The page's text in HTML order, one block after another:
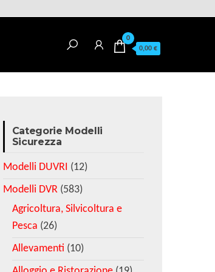
0
0,00 €
Categorie Modelli
Sicurezza
Modelli DUVRI (12)
Modelli DVR (583)
Agricoltura, Silvicoltura e
Pesca (26)
Allevamenti (10)